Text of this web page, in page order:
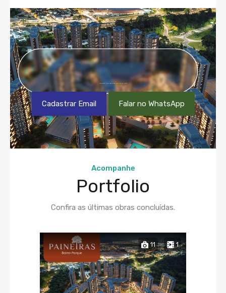
Cadastrar Email Falar no WhatsApp
Acompanhe
Portfolio
Confira as últimas obras concluídas.
11 1